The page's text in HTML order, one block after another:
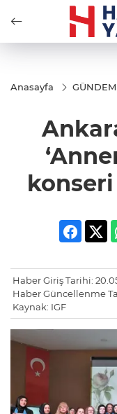
Anasayfa GÜNDEM
konseri
Haber Giriş Tarihi:
Haber Güncellenme
Kaynak: IGF